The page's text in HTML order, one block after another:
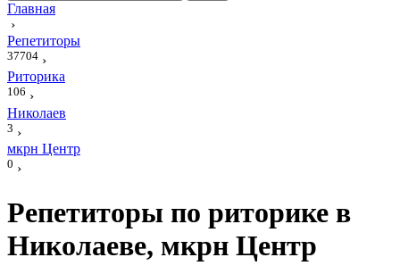
Главная
›
Репетиторы
37704 ›
Риторика
106 ›
Николаев
3 ›
мкрн Центр
0 ›
Репетиторы по риторике в
Николаеве, мкрн Центр